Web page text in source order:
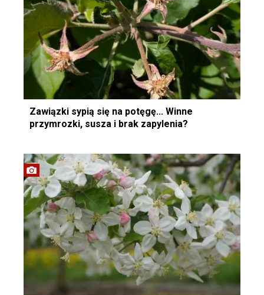
Zawiązki sypią się na potęgę... Winne
przymrozki, susza i brak zapylenia?